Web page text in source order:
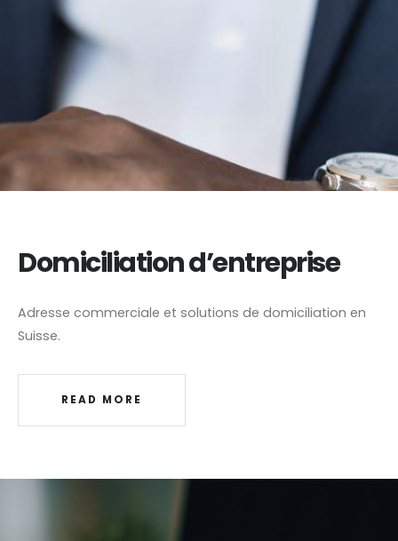
Domiciliation d’entreprise
Adresse commerciale et solutions de domiciliation en
Suisse.
READ MORE